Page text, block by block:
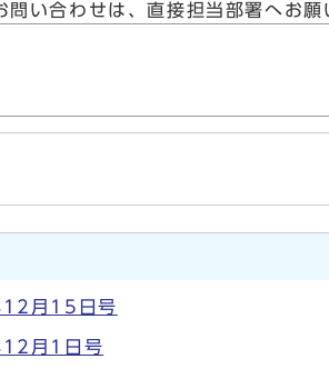
問い合わせは、直接担当部署へお
月15日号
月1日号